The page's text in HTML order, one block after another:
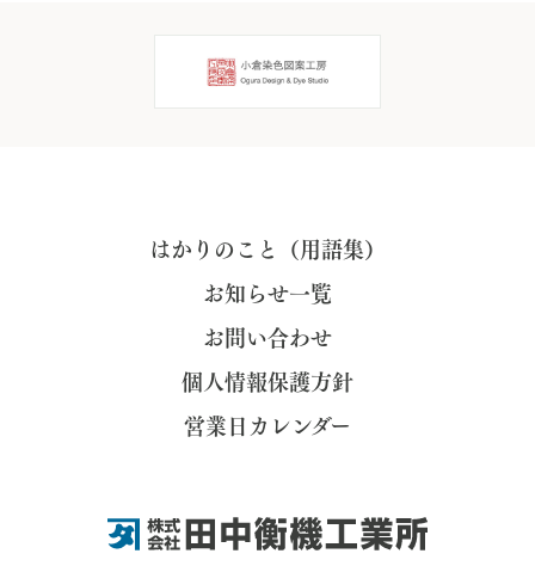
はかりのこと（用語集）
お知らせ一覧
お問い合わせ
個人情報保護方針
営業日カレンダー